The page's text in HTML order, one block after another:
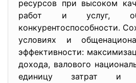
ресурсов при высоком
работ и услуг,
конкурентоспособности.
условиях и
эффективности:
дохода, валового
единицу затрат и